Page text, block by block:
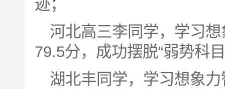
迹；
河北高三李同学，学习
79.5分，成功摆脱“弱势科
湖北丰同学，学习想象